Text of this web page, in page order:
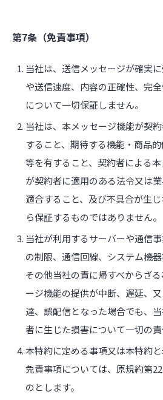
第7条（免責事項）
当社は、送信メッセージが確実
や送信速度、内容の正確性、完
について一切保証しません。
当社は、本メッセージ機能が契
すること、期待する機能・商品
等を有すること、契約者による
が契約者に適用のある法令又は
適合すること、及び不具合が生
ら保証するものではありません。
当社が利用するサーバーや通信
の制限、通信回線、システム機器
その他当社の責に帰すべからざ
ージ機能の提供が中断、遅延、
達、誤配信となった場合でも、
者に生じた損害について一切の責
本特約に定める事項又は本特約と
免責事項については、原規約第
のとします。